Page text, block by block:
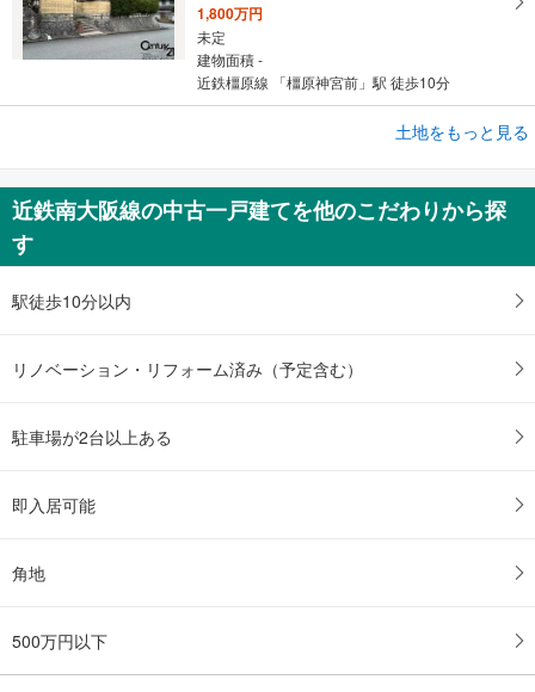
1,800万円
未定
建物面積 -
近鉄橿原線 「橿原神宮前」駅 徒歩10分
橿原市菖蒲町2丁目
5,780万円
建物面積 -
土地をもっと見る
近鉄南大阪線の中古一戸建てを他のこだわりから探
す
駅徒歩10分以内
リノベーション・リフォーム済み（予定含む）
駐車場が2台以上ある
即入居可能
角地
500万円以下